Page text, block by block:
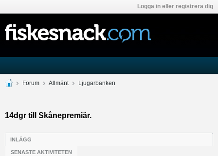
Logga in eller registrera dig
Forum Allmänt Ljugarbänken
14dgr till Skånepremiär.
INLÄGG
SENASTE AKTIVITETEN